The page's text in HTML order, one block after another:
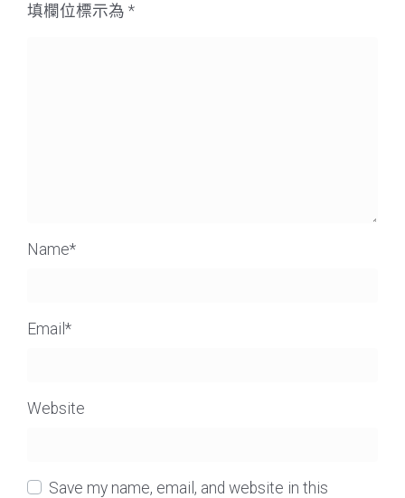
填欄位標示為 *
Name*
Email *
Website
Save my name, email, and website in this